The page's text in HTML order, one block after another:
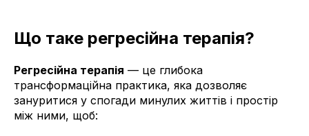
Що таке регресійна терапія?
Регресійна терапія — це глибока
трансформаційна практика, яка дозволяє
зануритися у спогади минулих життів і простір
між ними, щоб: